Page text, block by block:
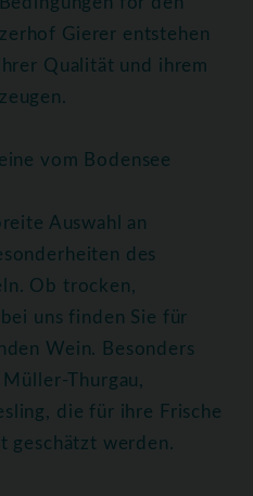
Gierer entstehen
Qualität und ihrem
vom Bodensee
Auswahl an
des
Ob trocken,
uns finden Sie für
Wein. Besonders
Thurgau,
die für ihre Frische
geschätzt werden.